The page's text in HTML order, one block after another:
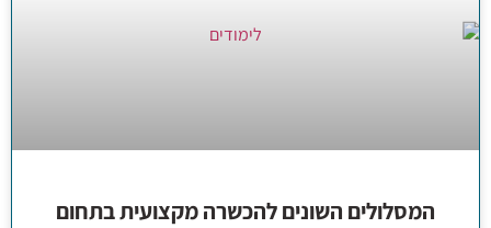
המסלולים השונים להכשרה מקצועית בתחום